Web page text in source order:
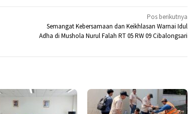
Pos berikutnya
Semangat Kebersamaan dan Keikhlasan Warnai Idul
Adha di Mushola Nurul Falah RT 05 RW 09 Cibalongsari